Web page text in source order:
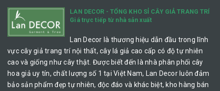
LAN DECOR - TỔNG KHO SỈ CÂY GIẢ TRANG TRÍ
Giá trực tiếp từ nhà sản xuất
Lan Decor là thương hiệu dẫn đầu trong lĩnh
vực cây giả trang trí nội thất, cây lá giả cao cấp có độ tự nhiên
cao và giống như cây thật. Được biết đến là nhà phân phối cây
hoa giả uy tín, chất lượng số 1 tại Việt Nam, Lan Decor luôn đảm
bảo sản phẩm đẹp tự nhiên, độc đáo và khác biệt, kho hàng bán